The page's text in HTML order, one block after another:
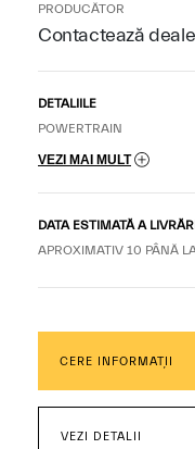
PRODUCĂTOR
Contactează
DETALIILE
POWERTRAIN
VEZI MAI MULT
DATA ESTIMATĂ A
APROXIMATIV 10 PÂNĂ
CERE INFORMAȚII
VEZI DETALII